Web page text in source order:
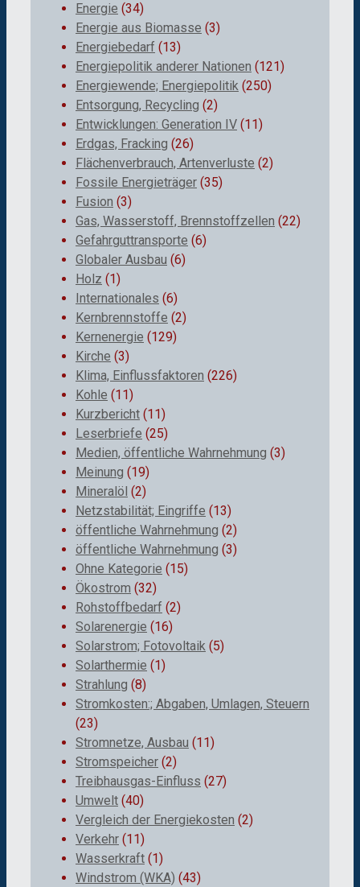
Energie (34)
Energie aus Biomasse (3)
Energiebedarf (13)
Energiepolitik anderer Nationen (121)
Energiewende; Energiepolitik (250)
Entsorgung, Recycling (2)
Entwicklungen: Generation IV (11)
Erdgas, Fracking (26)
Flächenverbrauch, Artenverluste (2)
Fossile Energieträger (35)
Fusion (3)
Gas, Wasserstoff, Brennstoffzellen (22)
Gefahrguttransporte (6)
Globaler Ausbau (6)
Holz (1)
Internationales (6)
Kernbrennstoffe (2)
Kernenergie (129)
Kirche (3)
Klima, Einflussfaktoren (226)
Kohle (11)
Kurzbericht (11)
Leserbriefe (25)
Medien, öffentliche Wahrnehmung (3)
Meinung (19)
Mineralöl (2)
Netzstabilität; Eingriffe (13)
öffentliche Wahrnehmung (2)
öffentliche Wahrnehmung (3)
Ohne Kategorie (15)
Ökostrom (32)
Rohstoffbedarf (2)
Solarenergie (16)
Solarstrom; Fotovoltaik (5)
Solarthermie (1)
Strahlung (8)
Stromkosten:; Abgaben, Umlagen, Steuern
(23)
Stromnetze, Ausbau (11)
Stromspeicher (2)
Treibhausgas-Einfluss (27)
Umwelt (40)
Vergleich der Energiekosten (2)
Verkehr (11)
Wasserkraft (1)
Windstrom (WKA) (43)